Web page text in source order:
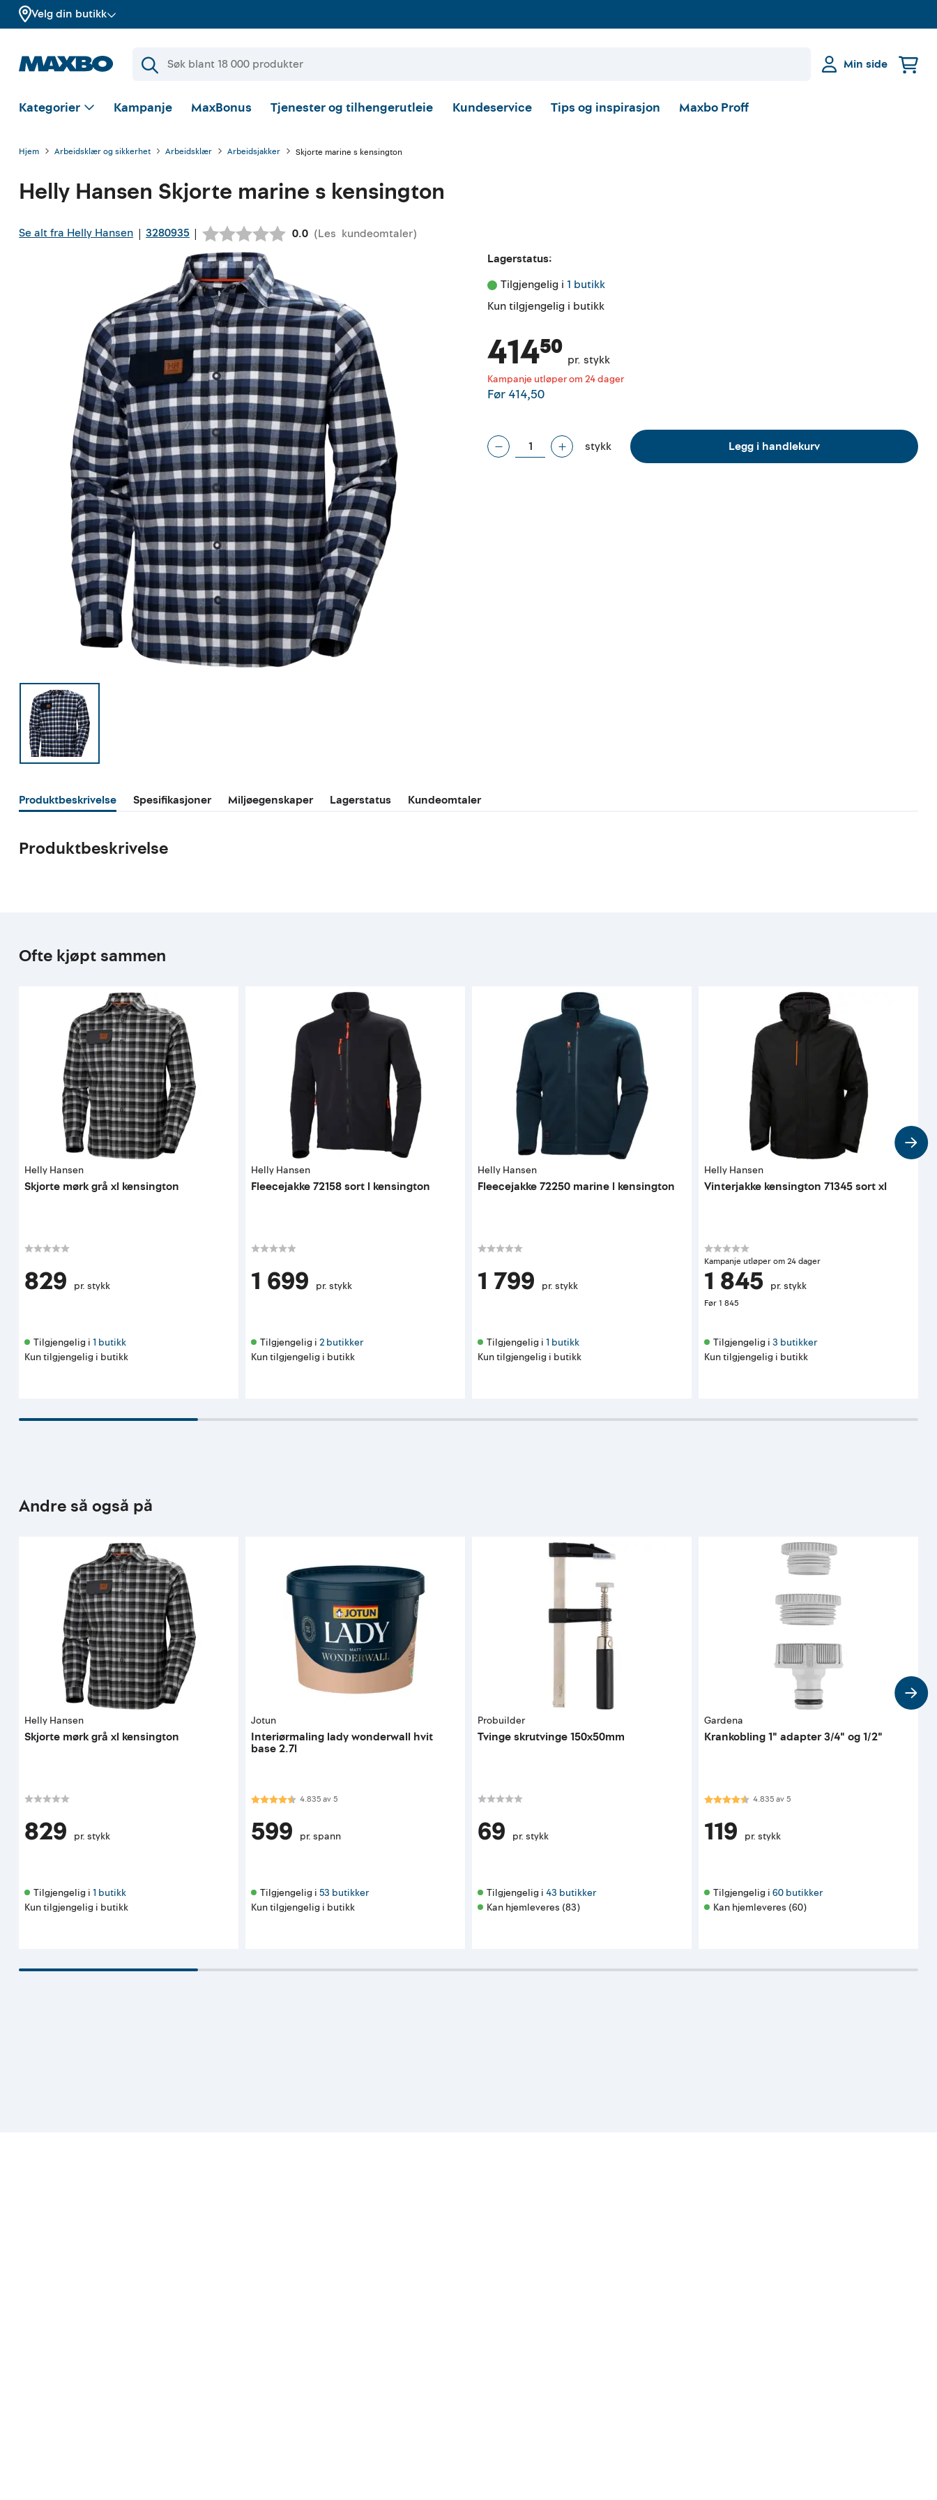
Velg din butikk
Min side
Kategorier Kampanje MaxBonus Tjenester og tilhengerutleie Kundeservice Tips og inspirasjon Maxbo Proff
Hjem Arbeidsklær og sikkerhet Arbeidsklær Arbeidsjakker Skjorte marine s kensington
Helly Hansen Skjorte marine s kensington
Se alt fra Helly Hansen | 3280935 | Gjennomsnittskarakter:
0.0 (Les kundeomtaler)
Lagerstatus:
Tilgjengelig i 1 butikk
Kun tilgjengelig i butikk
Kampanje utløper om 24 dager
414⁵⁰ pr. stykk
Før414,50
stykk Legg i handlekurv
Produktbeskrivelse Spesifikasjoner Miljøegenskaper Lagerstatus Kundeomtaler
Produktbeskrivelse
Ofte kjøpt sammen
Helly Hansen
Skjorte mørk grå xl kensington
829 pr. stykk
Tilgjengelig i 1 butikk
Kun tilgjengelig i butikk
Helly Hansen
Fleecejakke 72158 sort l kensington
1 699 pr. stykk
Tilgjengelig i 2 butikker
Kun tilgjengelig i butikk
Helly Hansen
Fleecejakke 72250 marine l kensington
1 799 pr. stykk
Tilgjengelig i 1 butikk
Kun tilgjengelig i butikk
Helly Hansen
Vinterjakke kensington 71345 sort xl
Kampanje utløper om 24 dager
1 845 pr. stykk
Før1 845
Tilgjengelig i 3 butikker
Kun tilgjengelig i butikk
Andre så også på
Helly Hansen
Skjorte mørk grå xl kensington
829 pr. stykk
Tilgjengelig i 1 butikk
Kun tilgjengelig i butikk
Jotun
Interiørmaling lady wonderwall hvit
base 2.7l
Karakter:4.8 av 5 mulige
4.835av5
599 pr. spann
Tilgjengelig i 53 butikker
Kun tilgjengelig i butikk
Probuilder
Tvinge skrutvinge 150x50mm
69 pr. stykk
Tilgjengelig i 43 butikker
Kan hjemleveres (83)
Gardena
Krankobling 1" adapter 3/4" og 1/2"
Karakter:4.8 av 5 mulige
4.835av5
119 pr. stykk
Tilgjengelig i 60 butikker
Kan hjemleveres (60)